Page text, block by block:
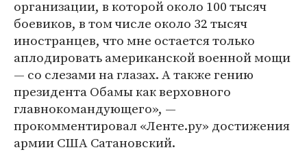
организации, в которой около 100 тысяч
боевиков, в том числе около 32 тысяч
иностранцев, что мне остается только
аплодировать американской военной мощи
— со слезами на глазах. А также гению
президента Обамы как верховного
главнокомандующего», —
прокомментировал «Ленте.ру» достижения
армии США Сатановский.